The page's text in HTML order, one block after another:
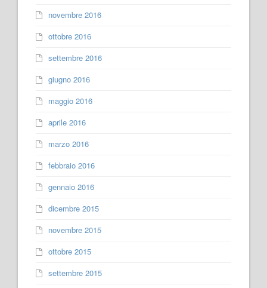
novembre 2016
ottobre 2016
settembre 2016
giugno 2016
maggio 2016
aprile 2016
marzo 2016
febbraio 2016
gennaio 2016
dicembre 2015
novembre 2015
ottobre 2015
settembre 2015